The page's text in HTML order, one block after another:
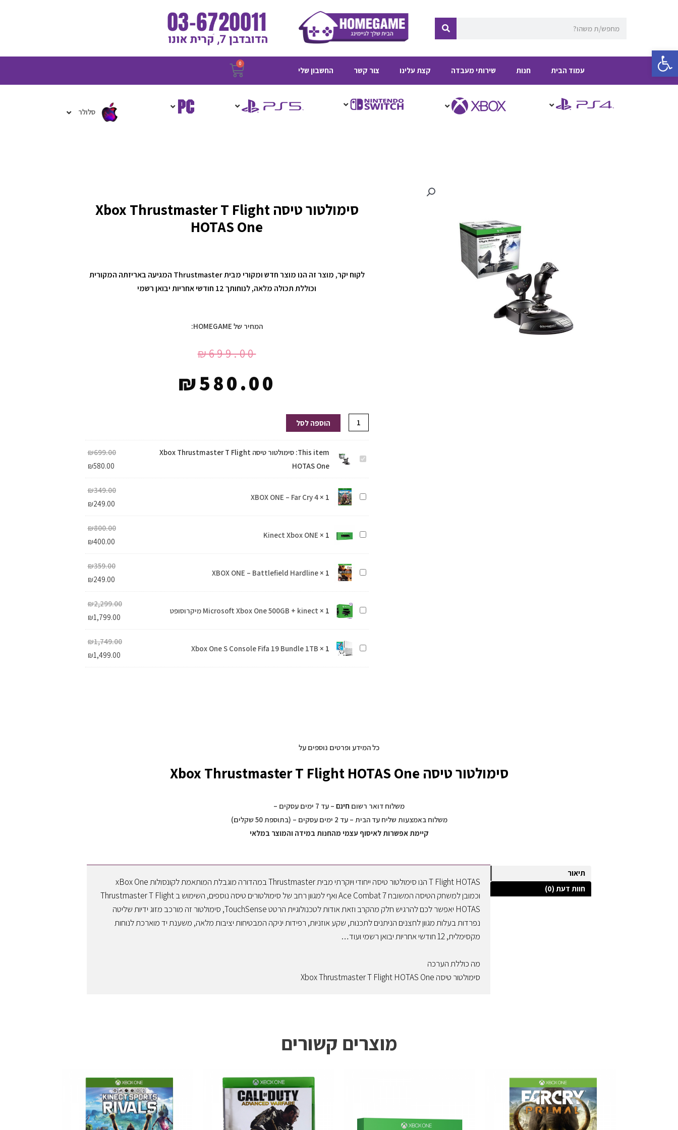
פתח סרגל נגישות
חיפוש
עמוד הבית חנות שירותי מעבדה קצת עלינו צור קשר החשבון שלי
0 עגלת
קניות
סלולר
סימולטור טיסה Xbox Thrustmaster T Flight
HOTAS One
לקוח יקר, מוצר זה הנו מוצר חדש ומקורי מבית Thrustmaster המגיעה באריזתה המקורית
וכוללת תכולה מלאה, לנוחותך 12 חודשי אחריות יבואן רשמי
המחיר של HOMEGAME:
₪699.00
₪580.00
כמות
של
טיסה
Thrustmaster
T
Flight
HOTAS
הוספה לסל
סימולטור
Xbox
Thrustmaster
T
HOTAS
One
This item:
סימולטור טיסה Xbox Thrustmaster T Flight
HOTAS One
₪699.00
₪580.00
XBOX
Far
Cry
1
×
XBOX ONE – Far Cry 4
₪349.00
₪249.00
Kinect
1
×
Kinect Xbox ONE
₪800.00
₪400.00
XBOX
Battlefield
Hardline
1
×
XBOX ONE – Battlefield Hardline
₪359.00
₪249.00
Microsoft
500GB
+
1
× Microsoft Xbox One 500GB + kinect מיקרוסופט
₪2,299.00
₪1,799.00
Xbox
1TB
1
×
Xbox One S Console Fifa 19 Bundle 1TB
₪1,749.00
₪1,499.00
כל המידע ופרטים נוספים על
סימולטור טיסה Xbox Thrustmaster T Flight HOTAS One
משלוח דואר רשום חינם – עד 7 ימים עסקים –
משלוח באמצעות שליח עד הבית – עד 2 ימים עסקים – (בתוספת 50 שקלים)
קיימת אפשרות לאיסוף עצמי מהחנות במידה והמוצר במלאי
תיאור
חוות דעת (0)
T Flight HOTAS הנו סימולטור טיסה ייחודי ויוקרתי מבית Thrustmaster במהדורה מוגבלת המותאמת לקונסולות xBox One
וכמובן למשחק הטיסה המשובח Ace Combat 7 ואף למגוון רחב של סימולטורים טיסה נוספים, השימוש ב Thrustmaster T Flight
HOTAS יאפשר לכם להרגיש חלק מהקרב וזאת אודות לטכנולוגיית הרטט TouchSense, סימולטור זה מורכב מזוג ידיות שליטה
נפרדות בעלות מגוון לחצנים הניתנים לתכנות, שקע אוזניות, רפידות יניקה המבטיחות יציבות מלאה, משענת יד מוארכת לנוחות
מקסימלית, 12 חודשי אחריות יבואן רשמי ועוד…
מה כוללת הערכה
סימולטור טיסה Xbox Thrustmaster T Flight HOTAS One
מוצרים קשורים